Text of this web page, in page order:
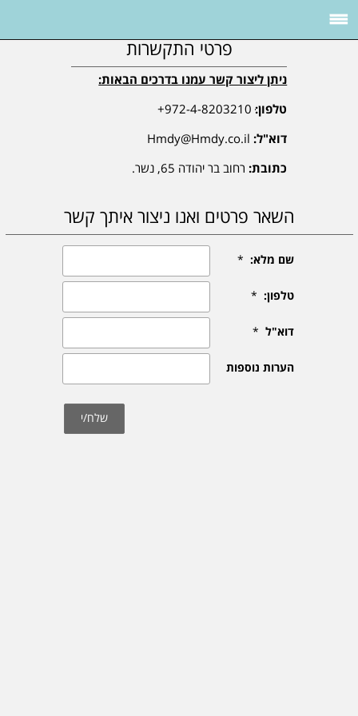
השאר פרטים ואנו ניצור איתך קשר
פרטי התקשרות
ניתן ליצור קשר עמנו בדרכים הבאות:
טלפון:ּּּ972-4-8203210+
דוא"ל: Hmdy@Hmdy.co.il
כתובת: רחוב בר יהודה 65, נשר.